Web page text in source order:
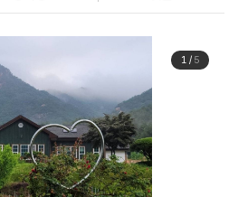
1/ 5